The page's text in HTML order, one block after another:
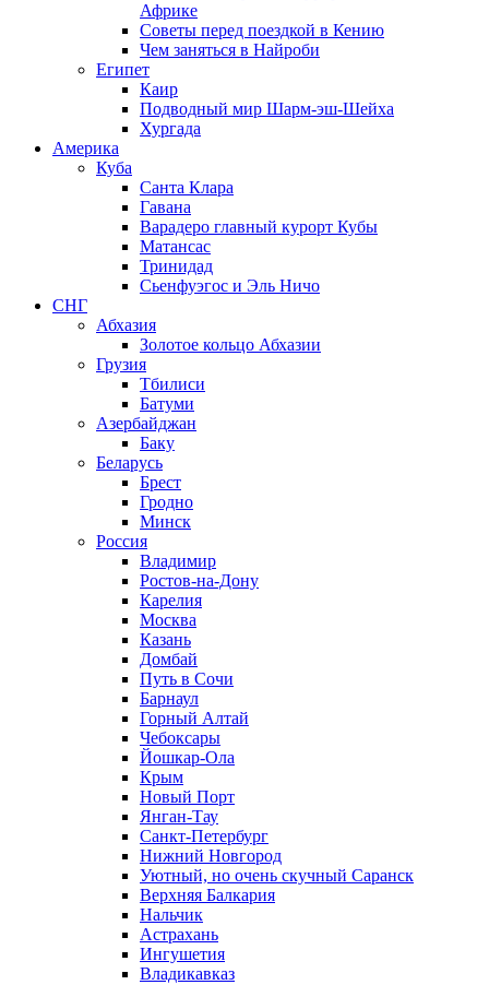
Африке
Советы перед поездкой в Кению
Чем заняться в Найроби
Египет
Каир
Подводный мир Шарм-эш-Шейха
Хургада
Америка
Куба
Санта Клара
Гавана
Варадеро главный курорт Кубы
Матансас
Тринидад
Сьенфуэгос и Эль Ничо
СНГ
Абхазия
Золотое кольцо Абхазии
Грузия
Тбилиси
Батуми
Азербайджан
Баку
Беларусь
Брест
Гродно
Минск
Россия
Владимир
Ростов-на-Дону
Карелия
Москва
Казань
Домбай
Путь в Сочи
Барнаул
Горный Алтай
Чебоксары
Йошкар-Ола
Крым
Новый Порт
Янган-Тау
Санкт-Петербург
Нижний Новгород
Уютный, но очень скучный Саранск
Верхняя Балкария
Нальчик
Астрахань
Ингушетия
Владикавказ